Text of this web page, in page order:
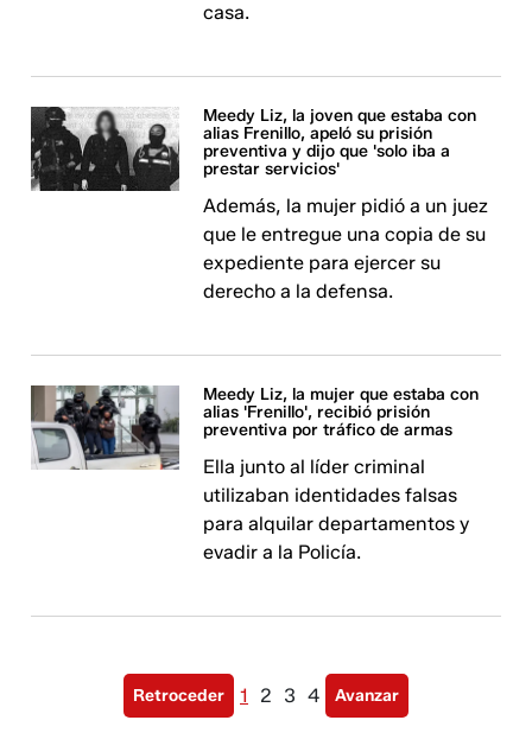
casa.
Meedy Liz, la joven que estaba con
alias Frenillo, apeló su prisión
preventiva y dijo que 'solo iba a
prestar servicios'
Además, la mujer pidió a un juez
que le entregue una copia de su
expediente para ejercer su
derecho a la defensa.
Meedy Liz, la mujer que estaba con
alias 'Frenillo', recibió prisión
preventiva por tráfico de armas
Ella junto al líder criminal
utilizaban identidades falsas
para alquilar departamentos y
evadir a la Policía.
Retroceder 1 2 3 4 Avanzar